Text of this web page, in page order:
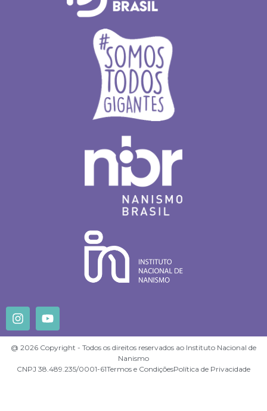
@ 2026 Copyright - Todos os direitos reservados ao Instituto Nacional de
Nanismo
CNPJ 38.489.235/0001-61Termos e CondiçõesPolítica de Privacidade